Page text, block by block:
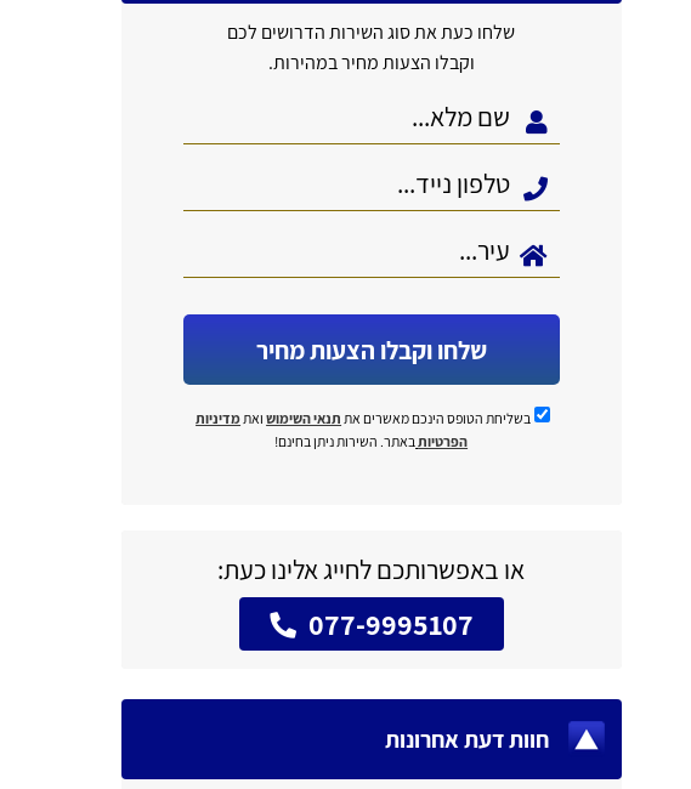
שלחו כעת את סוג השירות הדרושים לכם
וקבלו הצעות מחיר במהירות.
שלחו וקבלו הצעות מחיר
בשליחת הטופס הינכם מאשרים את תנאי השימושואתמדיניות
הפרטיותבאתר. השירות ניתן בחינם!
או באפשרותכם לחייג אלינו כעת:
077-9995107
חוות דעת אחרונות